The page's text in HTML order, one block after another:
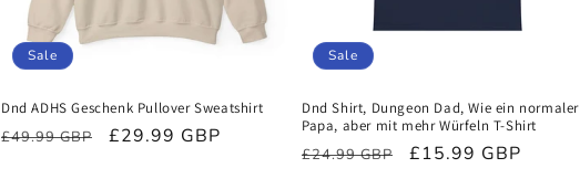
Sale
Dnd ADHS Geschenk Pullover Sweatshirt
Normaler
£49.99 GBP Verkaufspreis
£29.99 GBP
Sale
Dnd Shirt, Dungeon Dad, Wie ein normaler
Papa, aber mit mehr Würfeln T-Shirt
Normaler
£24.99 GBP Verkaufspreis
£15.99 GBP